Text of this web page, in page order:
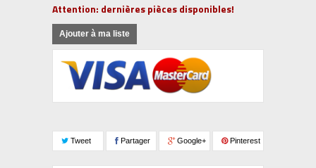
Attention: dernières pièces disponibles!
Ajouter à ma liste
Tweet Partager Google+ Pinterest